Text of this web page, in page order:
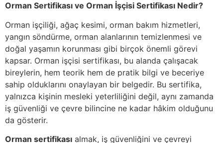
Orman Sertifikası ve Orman İşçisi Sertifikası Nedir?
Orman işçiliği, ağaç kesimi, orman bakım hizmetleri,
yangın söndürme, orman alanlarının temizlenmesi ve
doğal yaşamın korunması gibi birçok önemli görevi
kapsar. Orman işçisi sertifikası, bu alanda çalışacak
bireylerin, hem teorik hem de pratik bilgi ve beceriye
sahip olduklarını onaylayan bir belgedir. Bu sertifika,
yalnızca kişinin mesleki yeterliliğini değil, aynı zamanda
iş güvenliği ve çevre bilincine ne kadar hâkim olduğunu
da gösterir.
Orman sertifikası almak, iş güvenliğini ve çevreyi